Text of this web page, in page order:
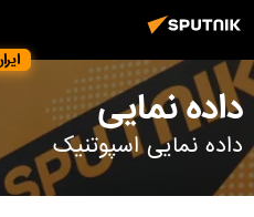
داده نمایی
داده نمایی اسپوتنیک